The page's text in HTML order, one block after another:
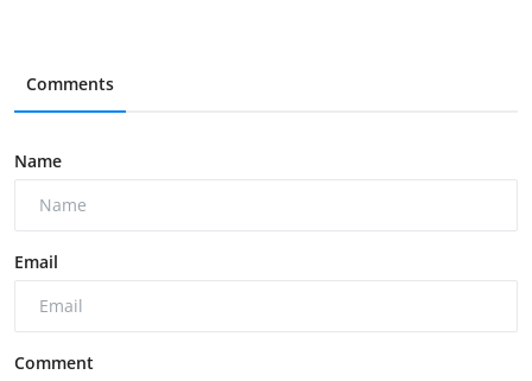
Comments
Name
Email
Comment